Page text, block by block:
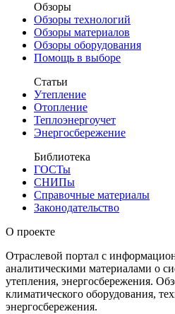
Обзоры
Обзоры технологий
Обзоры материалов
Обзоры оборудования
Помощь в выборе
Статьи
Утепление
Отопление
Теплоэнергоучет
Энергосбережение
Библиотека
ГОСТы
СНИПы
Справочные материалы
Законодательство
О проекте
Отраслевой портал с
аналитическими материалами о
утепления, энергосбережения.
климатического оборудования,
энергосбережения.